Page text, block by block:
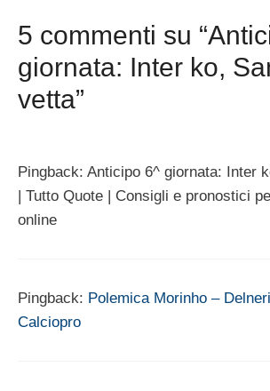
5 commenti su
giornata: Inter ko,
vetta”
Pingback: Anticipo 6^ giornata: Inter
| Tutto Quote | Consigli e pronostici
online
Pingback: Polemica Morinho –
Calciopro